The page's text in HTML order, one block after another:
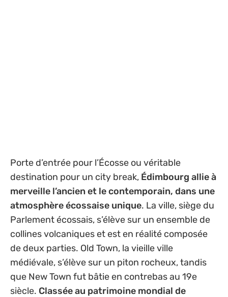
Porte d’entrée pour l’Écosse ou véritable
destination pour un city break, Édimbourg allie à
merveille l’ancien et le contemporain, dans une
atmosphère écossaise unique. La ville, siège du
Parlement écossais, s’élève sur un ensemble de
collines volcaniques et est en réalité composée
de deux parties. Old Town, la vieille ville
médiévale, s’élève sur un piton rocheux, tandis
que New Town fut bâtie en contrebas au 19e
siècle. Classée au patrimoine mondial de